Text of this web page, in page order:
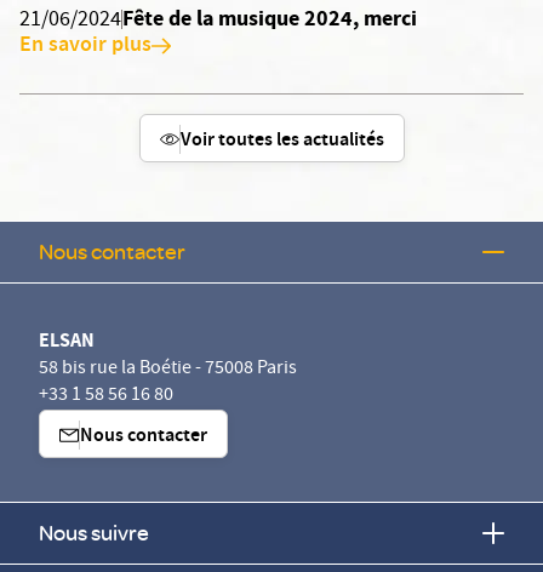
21/06/2024Fête de la musique 2024, merci
En savoir plus
Voir toutes les actualités
Nous contacter
ELSAN
58 bis rue la Boétie - 75008 Paris
+33 1 58 56 16 80
Nous contacter
Nous suivre